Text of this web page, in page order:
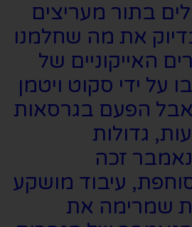
בתור מעריצים
את מה שחלמנו
האייקוניים של
על ידי סקוט ויטמן
אבל הפעם בגרסאות
גדולות
זכה
סוחפת, עיבוד מושקע
שמרימה את